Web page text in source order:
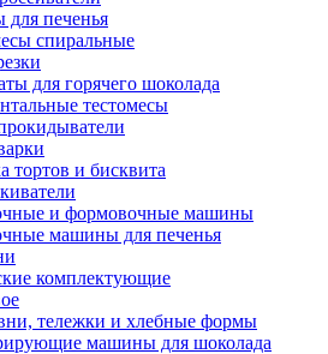
для печенья
спиральные
для горячего шоколада
тестомесы
тортов и бисквита
и формовочные машины
машины для печенья
комплектующие
тележки и хлебные формы
машины для шоколада